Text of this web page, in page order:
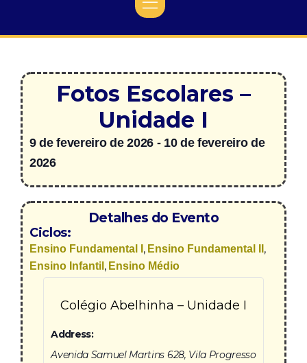
Fotos Escolares –
Unidade I
9 de fevereiro de 2026 - 10 de fevereiro de
2026
Detalhes do Evento
Ciclos:
Ensino Fundamental I , Ensino Fundamental II ,
Ensino Infantil , Ensino Médio
Colégio Abelhinha – Unidade I
Address:
Avenida Samuel Martins 628, Vila Progresso